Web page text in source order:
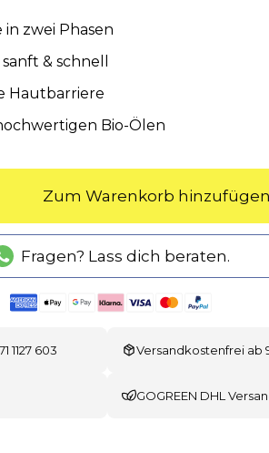
zwei Phasen
& schnell
Hautbarriere
Bio-Ölen
Zum Warenkorb hinzufügen
Fragen? Lass dich beraten.
1127 603 Versandkostenfrei ab
GOGREEN DHL